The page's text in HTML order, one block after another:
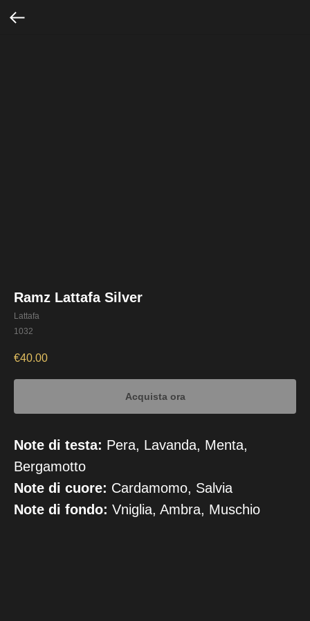
Ramz Lattafa Silver
Lattafa
1032
€40.00
Acquista ora
Note di testa: Pera, Lavanda, Menta,
Bergamotto
Note di cuore: Cardamomo, Salvia
Note di fondo: Vniglia, Ambra, Muschio